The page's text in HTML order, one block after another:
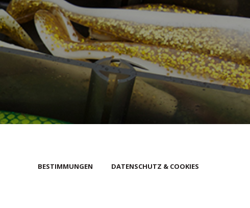
BESTIMMUNGEN DATENSCHUTZ & COOKIES